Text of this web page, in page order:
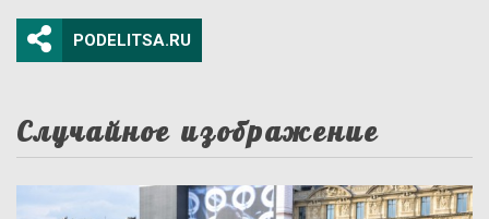
PODELITSA.RU
Случайное изображение